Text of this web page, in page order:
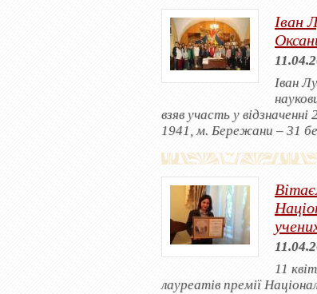
Іван
Іван
взяв участь у
1941, м. Бережани – 31
11
лауреатів премії